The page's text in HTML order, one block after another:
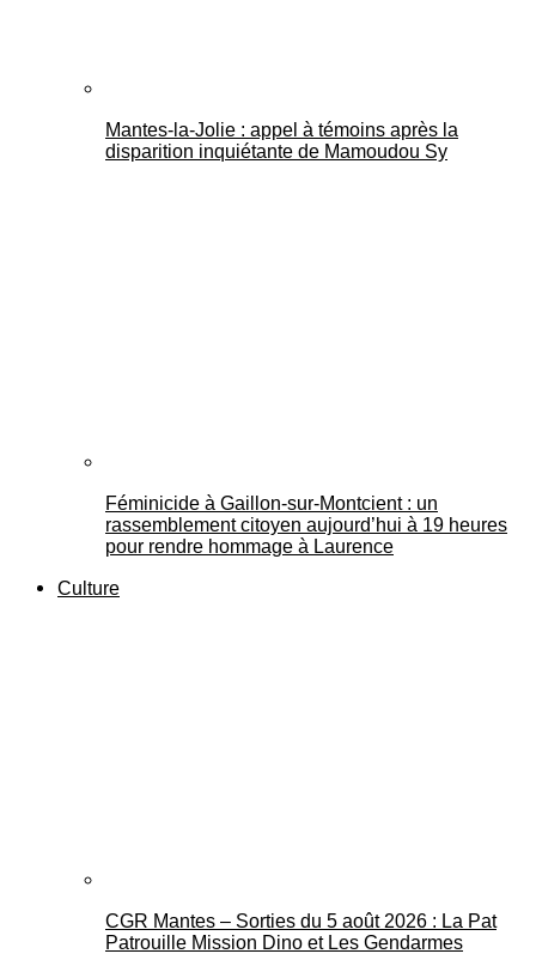
Mantes-la-Jolie : appel à témoins après la
disparition inquiétante de Mamoudou Sy
Féminicide à Gaillon‑sur‑Montcient : un
rassemblement citoyen aujourd’hui à 19 heures
pour rendre hommage à Laurence
Culture
CGR Mantes – Sorties du 5 août 2026 : La Pat
Patrouille Mission Dino et Les Gendarmes